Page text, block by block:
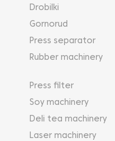
Drobilki
Gornorud
Press separator
Rubber machinery
Press filter
Soy machinery
Deli tea machinery
Laser machinery